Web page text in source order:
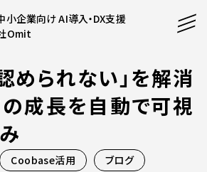
小企業向け AI導入・DX支援
Omit
められない」を解消
の成長を自動で可視
Coobase活用 ブログ